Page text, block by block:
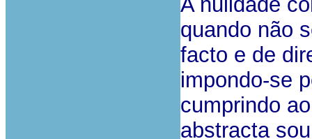
quando não
facto e de
impondo-se
cumprindo
abstracta